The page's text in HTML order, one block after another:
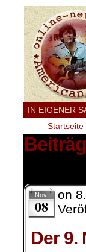
IN EIGENER
Startseite
Nov.
08
on
Der 9.